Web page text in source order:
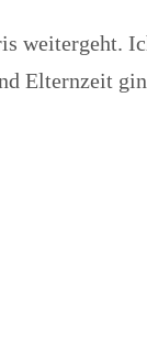
weitergeht.
Elternzeit